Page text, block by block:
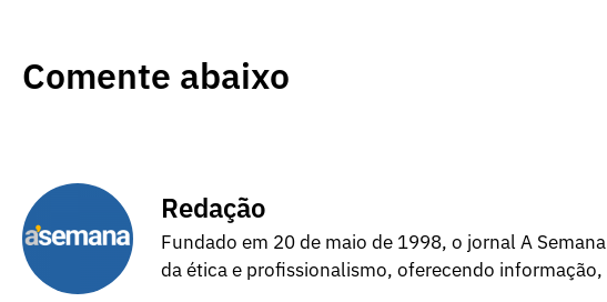
Comente abaixo
Redação
Fundado em 20 de maio de 1998, o jornal A
da ética e profissionalismo, oferecendo